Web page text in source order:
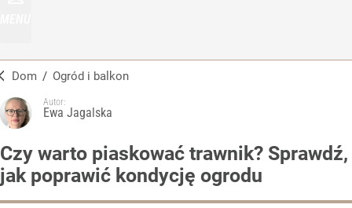
Dom / Ogród i balkon
Autor:
Ewa Jagalska
Czy warto piaskować trawnik? Sprawdź,
jak poprawić kondycję ogrodu